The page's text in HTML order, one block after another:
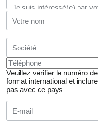
Veuillez vérifier le numéro
format international et
pas avec ce pays